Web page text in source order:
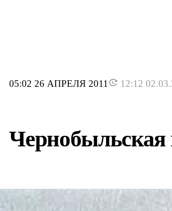
05:02 26 АПРЕЛЯ 2011 12:12
Чернобыльская